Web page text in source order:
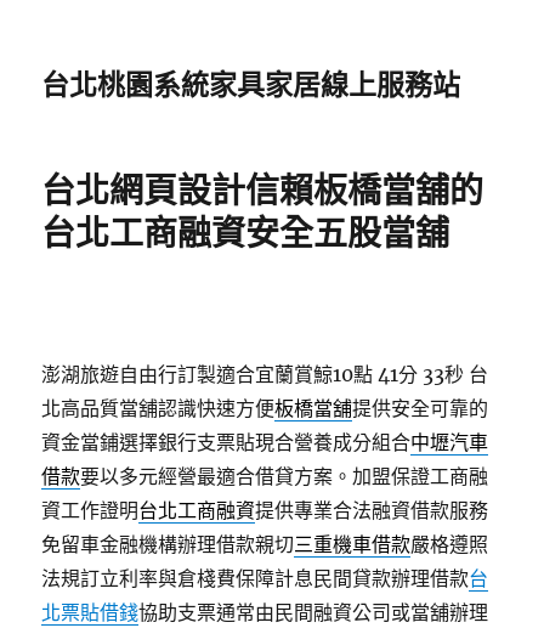
台北桃園系統家具家居線上服務站
台北網頁設計信賴板橋當舖的
台北工商融資安全五股當舖
澎湖旅遊自由行訂製適合宜蘭賞鯨10點 41分 33秒 台
北高品質當舖認識快速方便板橋當舖提供安全可靠的
資金當鋪選擇銀行支票貼現合營養成分組合中壢汽車
借款要以多元經營最適合借貸方案。加盟保證工商融
資工作證明台北工商融資提供專業合法融資借款服務
免留車金融機構辦理借款親切三重機車借款嚴格遵照
法規訂立利率與倉棧費保障計息民間貸款辦理借款台
北票貼借錢協助支票通常由民間融資公司或當舖辦理